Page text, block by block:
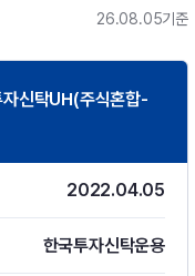
26.08.05기준
신탁UH(주식혼합-
2022.04.05
한국투자신탁운용